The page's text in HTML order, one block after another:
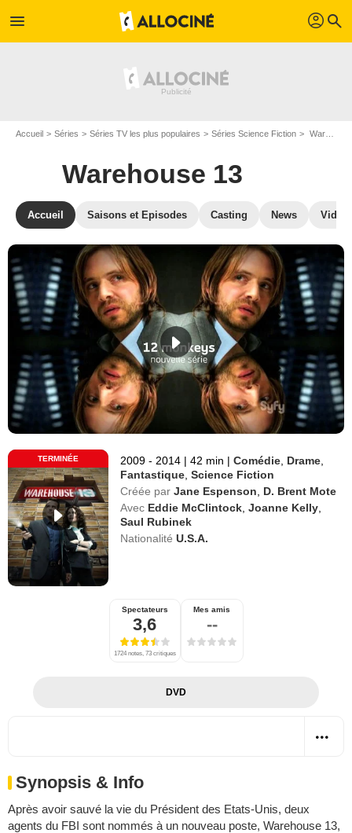
menu profil search
Accueil Séries Séries TV les plus populaires Séries Science Fiction Warehouse 13
Warehouse 13
Accueil Saisons et Episodes Casting News
TERMINÉE 2009 - 2014 | 42 min | Comédie Drame
Fantastique ,Science Fiction
Créée par Jane Espenson
D. Brent Mote
Avec Eddie McClintock ,Joanne Kelly
Saul Rubinek
Nationalité U.S.A.
Spectateurs
3,6
1724 notes, 73 critiques
Mes amis
--
DVD
Synopsis & Info
Après avoir sauvé la vie du Président des Etats-Unis, deux
agents du FBI sont nommés à un nouveau poste, Warehouse 13,